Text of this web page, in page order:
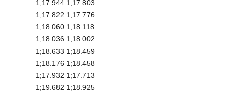
1;17.944 1;17.803
1;17.822 1;17.776
1;18.060 1;18.118
1;18.036 1;18.002
1;18.633 1;18.459
1;18.176 1;18.458
1;17.932 1;17.713
1;19.682 1;18.925